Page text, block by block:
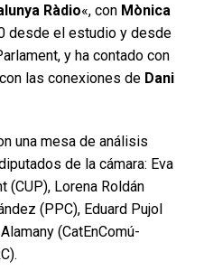
Ràdio«, con Mònica
desde el estudio y desde
y ha contado con
las conexiones de Dani
una mesa de análisis
de la cámara: Eva
(CUP), Lorena Roldán
(PPC), Eduard Pujol
(CatEnComú-